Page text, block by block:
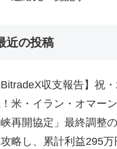
近の投稿
BitradeX収支報告】祝
米・イラン・オマー
再開協定」最終調整
略し、累計利益295